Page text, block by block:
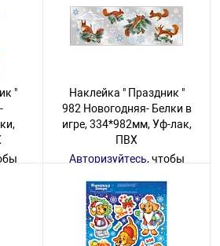
10 товаров
"
Наклейка " Праздник "
982 Новогодняя- Белки в
игре, 334*982мм, Уф-лак,
ПВХ
Авторизуйтесь, чтобы
24 товара